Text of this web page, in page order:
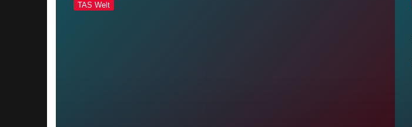
TAS Welt